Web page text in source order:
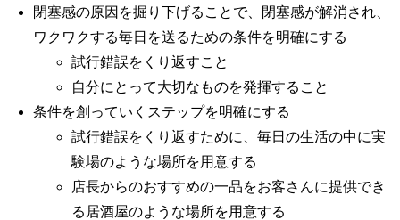
閉塞感の原因を掘り下げることで、閉塞感が解消され、
ワクワクする毎日を送るための条件を明確にする
試行錯誤をくり返すこと
自分にとって大切なものを発揮すること
条件を創っていくステップを明確にする
試行錯誤をくり返すために、毎日の生活の中に実
験場のような場所を用意する
店長からのおすすめの一品をお客さんに提供でき
る居酒屋のような場所を用意する